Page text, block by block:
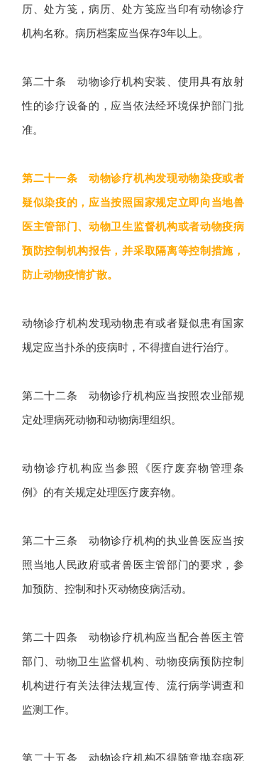
历、处方笺，病历、处方笺应当印有动物诊疗
机构名称。病历档案应当保存3年以上。
第二十条 动物诊疗机构安装、使用具有放射
性的诊疗设备的，应当依法经环境保护部门批
准。
第二十一条 动物诊疗机构发现动物染疫或者
疑似染疫的，应当按照国家规定立即向当地兽
医主管部门、动物卫生监督机构或者动物疫病
预防控制机构报告，并采取隔离等控制措施，
防止动物疫情扩散。
动物诊疗机构发现动物患有或者疑似患有国家
规定应当扑杀的疫病时，不得擅自进行治疗。
第二十二条 动物诊疗机构应当按照农业部规
定处理病死动物和动物病理组织。
动物诊疗机构应当参照《医疗废弃物管理条
例》的有关规定处理医疗废弃物。
第二十三条 动物诊疗机构的执业兽医应当按
照当地人民政府或者兽医主管部门的要求，参
加预防、控制和扑灭动物疫病活动。
第二十四条 动物诊疗机构应当配合兽医主管
部门、动物卫生监督机构、动物疫病预防控制
机构进行有关法律法规宣传、流行病学调查和
监测工作。
第二十五条 动物诊疗机构不得随意抛弃病死